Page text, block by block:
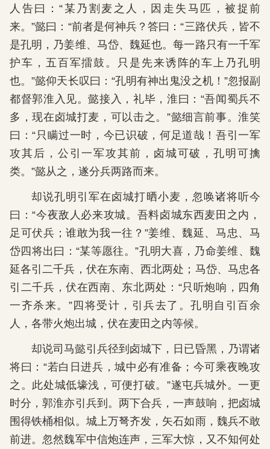
人告曰：“某乃割麦之人，因走失马匹，被捉前
来。”懿曰：“前者是何神兵？答曰：“三路伏兵，皆不
是孔明，乃姜维、马岱、魏延也。每一路只有一千军
护车，五百军擂鼓。只是先来诱阵的车上乃孔明
也。”懿仰天长叹曰：“孔明有神出鬼没之机！”忽报副
都督郭淮入见。懿接入，礼毕，淮曰：“吾闻蜀兵不
多，现在卤城打麦，可以击之。”懿细言前事。淮笑
曰：“只瞒过一时，今已识破，何足道哉！吾引一军
攻其后，公引一军攻其前，卤城可破，孔明可擒
类。”懿从之，遂分兵两路而来。
却说孔明引军在卤城打晒小麦，忽唤诸将听今
曰：“今夜敌人必来攻城。吾料卤城东西麦田之内，
足可伏兵；谁敢为我一往？”姜维、魏延、马忠、马
岱四将出曰：“某等愿往。”孔明大喜，乃命姜维、魏
延各引二千兵，伏在东南、西北两处；马岱、马忠各
引二千兵，伏在西南、东北两处：“只听炮响，四角
一齐杀来。”四将受计，引兵去了。孔明自引百余
人，各带火炮出城，伏在麦田之内等候。
却说司马懿引兵径到卤城下，日已昏黑，乃谓诸
将曰：“若白日进兵，城中必有准备；今可乘夜晚攻
之。此处城低壕浅，可便打破。”遂屯兵城外。一更
时分，郭淮亦引兵到。两下合兵，一声鼓响，把卤城
围得铁桶相似。城上万弩齐发，矢石如雨，魏兵不敢
前进。忽然魏军中信炮连声，三军大惊，又不知何处